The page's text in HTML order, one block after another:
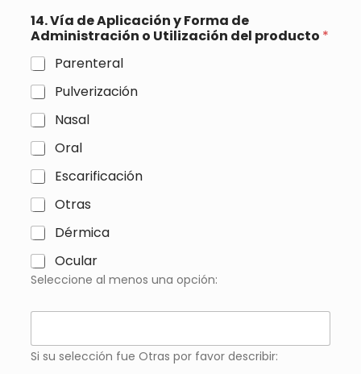
a
c
i
ó
n
3
c
o
p
i
a
)
*
14. Vía de Aplicación y Forma de
Administración o Utilización del producto *
Parenteral
Pulverización
Nasal
Oral
Escarificación
Otras
Dérmica
Ocular
Seleccione al menos una opción:
S
s
u
Si su selección fue Otras por favor describir: